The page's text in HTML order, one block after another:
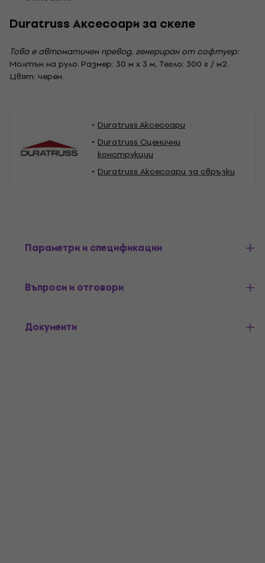
Duratruss Аксесоари за скеле
Това е автоматичен превод, генериран от софтуер:
Молтън на руло. Размер: 30 м х 3 м, Тегло: 300 г / м2.
Цвят: черен.
Duratruss Aксесоари
Duratruss Сценични
конструкции
Duratruss Аксесоари за свръзки
Параметри и спецификации
Въпроси и отговори
Документи